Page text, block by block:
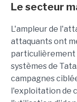
Le secteur
L'ampleur de
attaquants ont
particulièrement
systèmes de
campagnes
l'exploitation de